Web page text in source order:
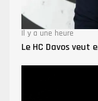
Il y a une heure
Le HC Davos